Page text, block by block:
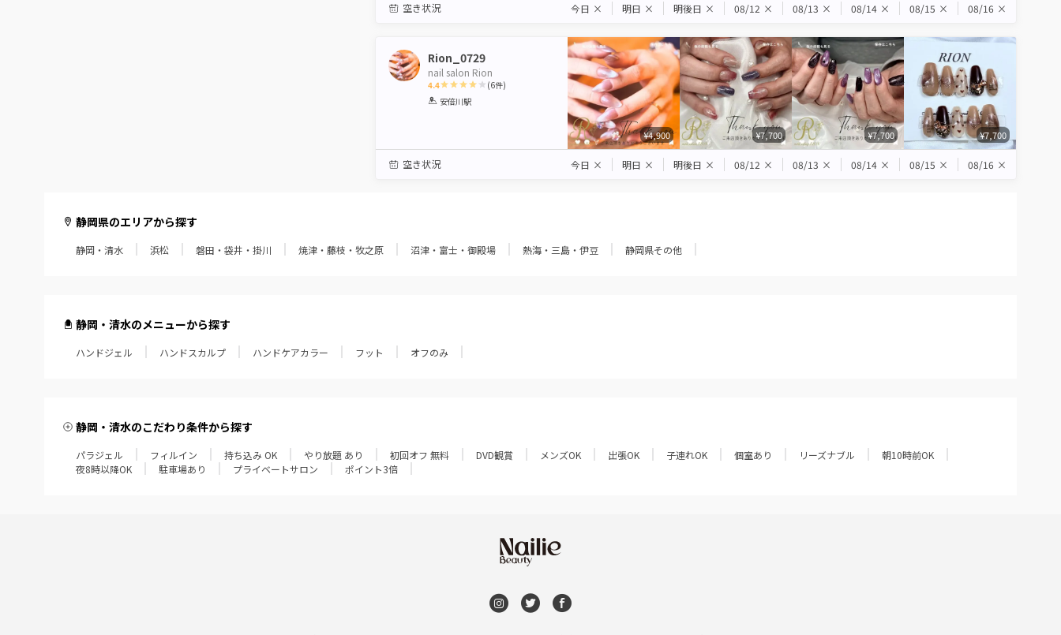
空き状況 今日 × 明日 × 明後日 × 08/12 × 08/13 × 08/14 × 08/15 × 08/16 ×
Rion_0729
nail salon Rion
4.4
1 2 3 4
(6件)
安倍川駅
¥4,900 ¥7,700 ¥7,700 ¥7,700
空き状況 今日 × 明日 × 明後日 × 08/12 × 08/13 × 08/14 × 08/15 × 08/16 ×
静岡県のエリアから探す
静岡・清水 浜松 磐田・袋井・掛川 焼津・藤枝・牧之原 沼津・富士・御殿場 熱海・三島・伊豆 静岡県その他
静岡・清水のメニューから探す
ハンドジェル ハンドスカルプ ハンドケアカラー フット オフのみ
静岡・清水のこだわり条件から探す
パラジェル フィルイン 持ち込み OK やり放題 あり 初回オフ 無料 DVD観賞 メンズOK 出張OK 子連れOK 個室あり リーズナブル
朝10時前OK
夜8時以降OK
駐車場あり プライベートサロン ポイント3倍